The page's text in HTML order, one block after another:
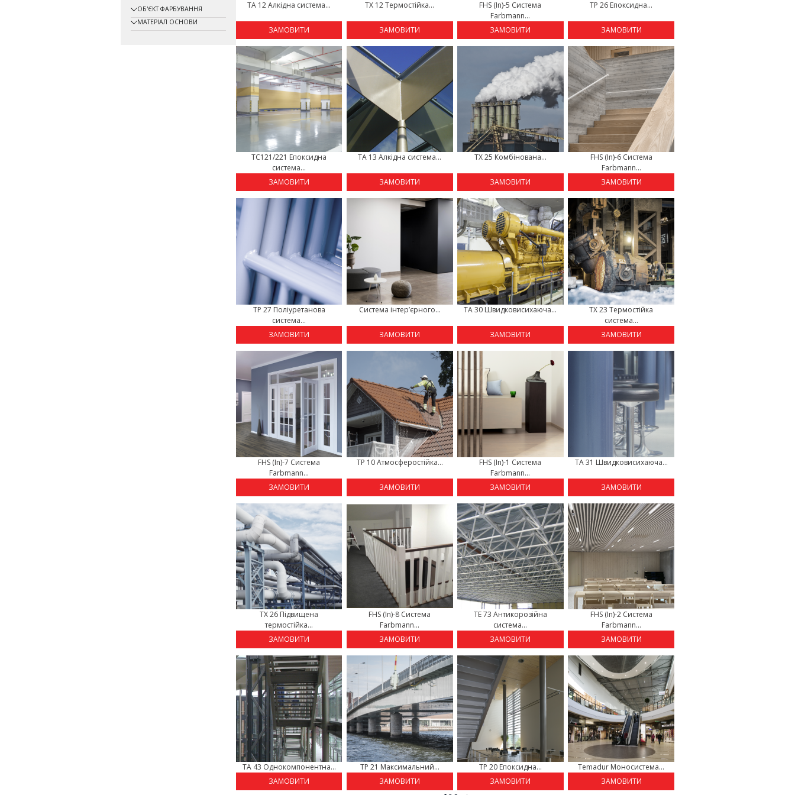
ОБ'ЄКТ ФАРБУВАННЯ
МАТЕРІАЛ ОСНОВИ
TA 12 Алкідна система...
ЗАМОВИТИ
TX 12 Термостійка...
ЗАМОВИТИ
FHS (In)-5 Система
Farbmann...
ЗАМОВИТИ
TP 26 Епоксидна...
ЗАМОВИТИ
TC121/221 Епоксидна
система...
ЗАМОВИТИ
TA 13 Алкідна система...
ЗАМОВИТИ
TX 25 Комбінована...
ЗАМОВИТИ
FHS (In)-6 Система
Farbmann...
ЗАМОВИТИ
TP 27 Поліуретанова
система...
ЗАМОВИТИ
Cистема інтер’єрного...
ЗАМОВИТИ
TA 30 Швидковисихаюча...
ЗАМОВИТИ
TX 23 Термостійка
система...
ЗАМОВИТИ
FHS (In)-7 Система
Farbmann...
ЗАМОВИТИ
TP 10 Атмосферостійка...
ЗАМОВИТИ
FHS (In)-1 Система
Farbmann...
ЗАМОВИТИ
TA 31 Швидковисихаюча...
ЗАМОВИТИ
TX 26 Підвищена
термостійка...
ЗАМОВИТИ
FHS (In)-8 Система
Farbmann...
ЗАМОВИТИ
TE 73 Антикорозійна
система...
ЗАМОВИТИ
FHS (In)-2 Система
Farbmann...
ЗАМОВИТИ
TA 43 Однокомпонентна...
ЗАМОВИТИ
TP 21 Максимальний...
ЗАМОВИТИ
TP 20 Епоксидна...
ЗАМОВИТИ
Temadur Моносистема...
ЗАМОВИТИ